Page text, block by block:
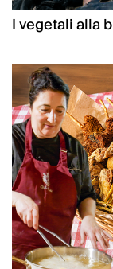
I vegetali alla